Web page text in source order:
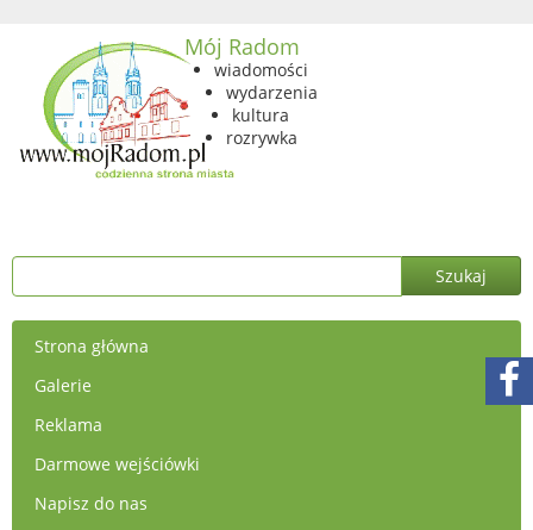
Mój Radom
wiadomości
wydarzenia
kultura
rozrywka
Strona główna
Galerie
Reklama
Darmowe wejściówki
Napisz do nas